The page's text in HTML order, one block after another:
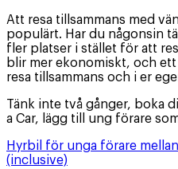
Att resa tillsammans med
populärt. Har du någonsin
fler platser i stället för att
blir mer ekonomiskt, och
resa tillsammans och i er
Tänk inte två gånger, boka
a Car, lägg till ung förare
Hyrbil för unga förare
(inclusive)